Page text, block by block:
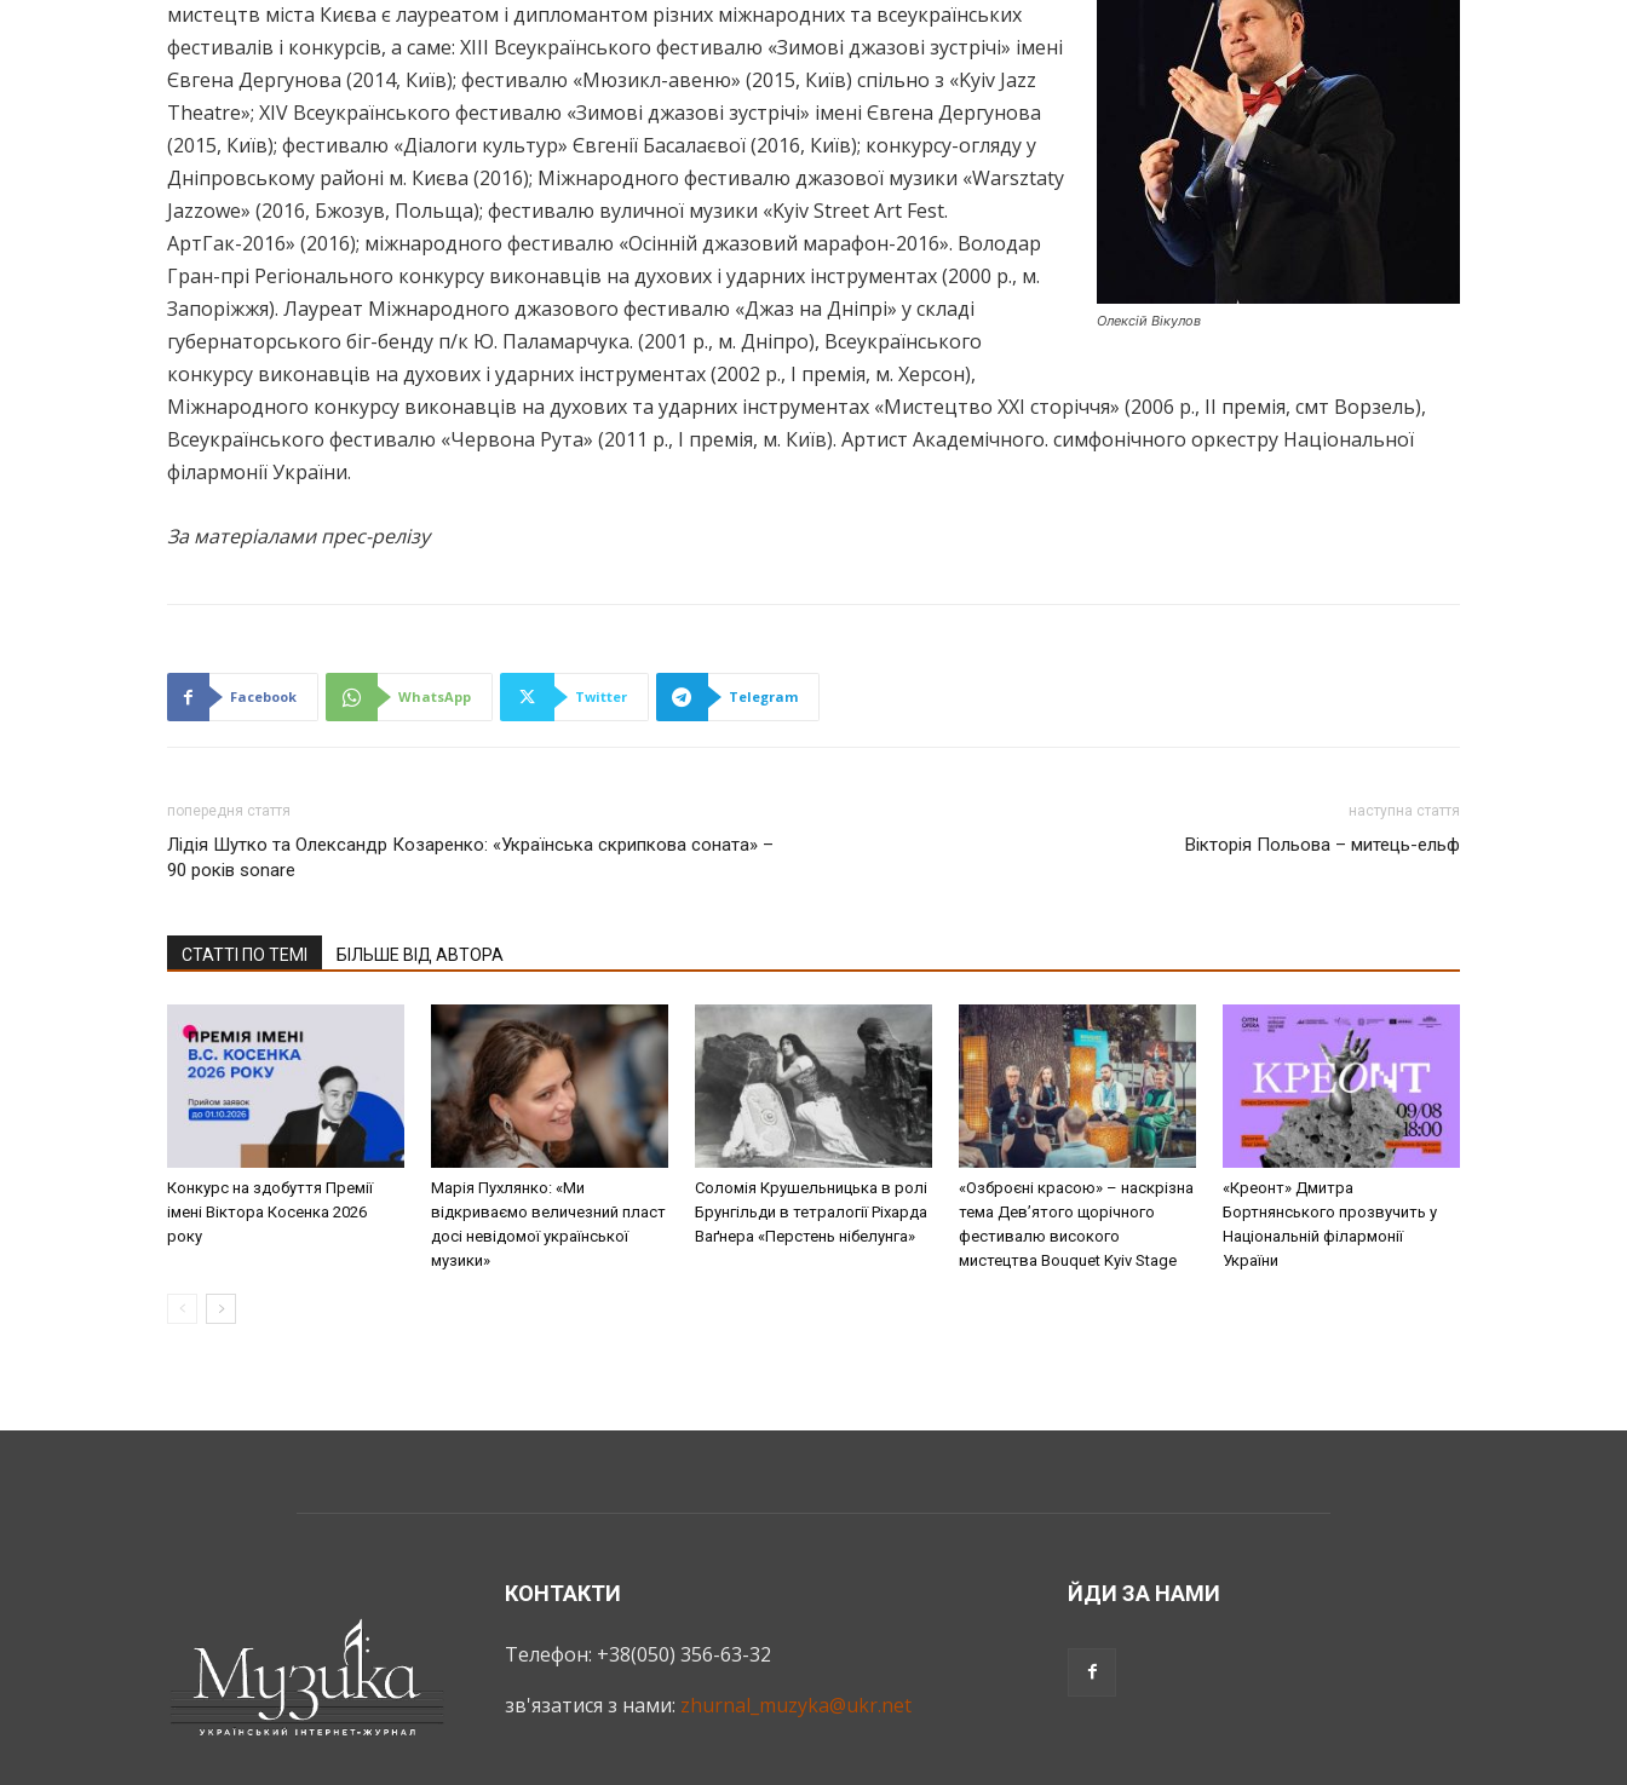
Олексій Вікулов
мистецтв міста Києва є лауреатом і дипломантом різних міжнародних та всеукраїнських
фестивалів і конкурсів, а саме: ХІІІ Всеукраїнського фестивалю «Зимові джазові зустрічі» імені
Євгена Дергунова (2014, Київ); фестивалю «Мюзикл-авеню» (2015, Київ) спільно з «Kyiv Jazz
Theatre»; ХІV Всеукраїнського фестивалю «Зимові джазові зустрічі» імені Євгена Дергунова
(2015, Київ); фестивалю «Діалоги культур» Євгенії Басалаєвої (2016, Київ); конкурсу-огляду у
Дніпровському районі м. Києва (2016); Міжнародного фестивалю джазової музики «Warsztaty
Jazzowe» (2016, Бжозув, Польща); фестивалю вуличної музики «Kyiv Street Art Fest.
АртГак-2016» (2016); міжнародного фестивалю «Осінній джазовий марафон-2016». Володар
Гран-прі Регіонального конкурсу виконавців на духових і ударних інструментах (2000 р., м.
Запоріжжя). Лауреат Міжнародного джазового фестивалю «Джаз на Дніпрі» у складі
губернаторського біг-бенду п/к Ю. Паламарчука. (2001 р., м. Дніпро), Всеукраїнського
конкурсу виконавців на духових і ударних інструментах (2002 р., І премія, м. Херсон),
Міжнародного конкурсу виконавців на духових та ударних інструментах «Мистецтво ХХІ сторіччя» (2006 р., ІІ премія, смт Ворзель),
Всеукраїнського фестивалю «Червона Рута» (2011 р., І премія, м. Київ). Артист Академічного. симфонічного оркестру Національної
філармонії України.
За матеріалами прес-релізу
Facebook WhatsApp Twitter Telegram
попередня стаття
Лідія Шутко та Олександр Козаренко: «Українська скрипкова соната» –
90 років sonare
наступна стаття
Вікторія Польова – митець-ельф
СТАТТІ ПО ТЕМІ БІЛЬШЕ ВІД АВТОРА
Конкурс на здобуття Премії
імені Віктора Косенка 2026
року
Марія Пухлянко: «Ми
відкриваємо величезний пласт
досі невідомої української
музики»
Соломія Крушельницька в ролі
Брунгільди в тетралогії Ріхарда
Ваґнера «Перстень нібелунга»
«Озброєні красою» – наскрізна
тема Дев’ятого щорічного
фестивалю високого
мистецтва Bouquet Kyiv Stage
«Креонт» Дмитра
Бортнянського прозвучить у
Національній філармонії
України
КОНТАКТИ
Телефон: +38(050) 356-63-32
зв'язатися з нами: zhurnal_muzyka@ukr.net
ЙДИ ЗА НАМИ